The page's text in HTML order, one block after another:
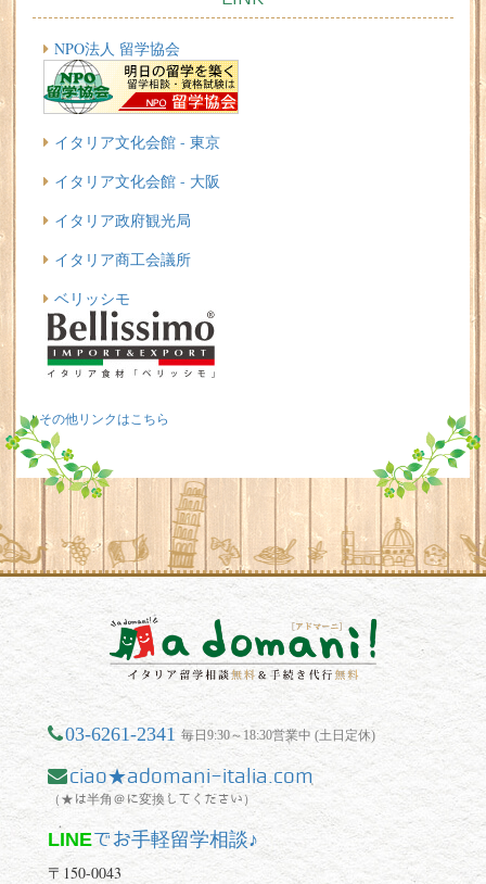
NPO法人 留学協会
イタリア文化会館 - 東京
イタリア文化会館 - 大阪
イタリア政府観光局
イタリア商工会議所
ベリッシモ
その他リンクはこちら
03-6261-2341 毎日9:30～18:30営業中 (土日定休)
ciao★adomani-italia.com
（★は半角＠に変換してください）
LINEでお手軽留学相談♪
〒150-0043